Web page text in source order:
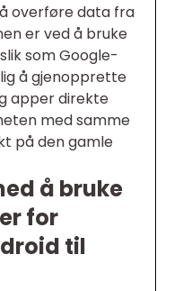
overføre data fra
er ved å bruke
som Google-
å gjenopprette
apper direkte
med samme
på den gamle
å bruke
for
til